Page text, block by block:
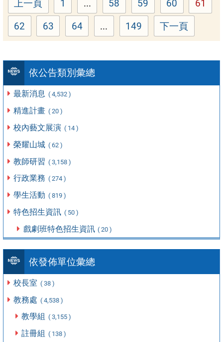
依公告類別彙總
最新消息 ( 4,532 )
精進計畫 ( 20 )
校內藝文展演 ( 14 )
榮耀山城 ( 62 )
教師研習 ( 3,158 )
行政業務 ( 274 )
學生活動 ( 819 )
特色招生資訊 ( 50 )
戲劇班特色招生資訊 ( 20 )
依發佈單位彙總
校長室 ( 38 )
教務處 ( 4,538 )
教學組 ( 3,155 )
註冊組 ( 138 )
上一頁 Page
1 ... Page
58 Page
59 Page
60 Page
61
Page
62 Page
63 Page
64 ... Page
149 下一頁